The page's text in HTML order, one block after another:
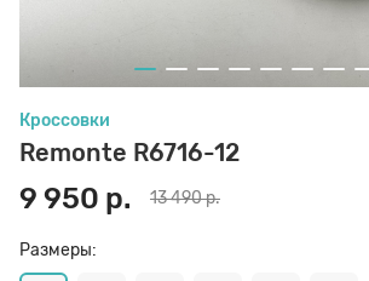
Кроссовки
Remonte R6716-12
9 950 р. 13 490 р.
Размеры:
8 den
Полустельки
Пропитка